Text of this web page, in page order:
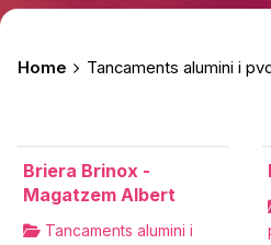
Home Tancaments alumini i
Briera Brinox -
Magatzem Albert
Tancaments alumini i